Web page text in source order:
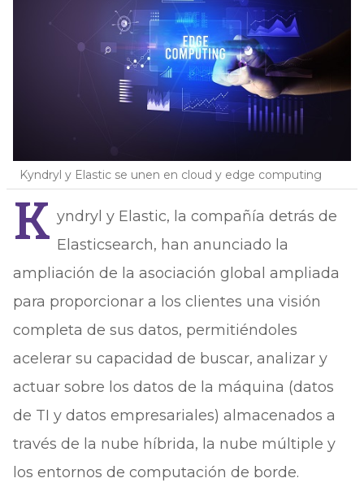
Kyndryl y Elastic se unen en cloud y edge computing
K yndryl y Elastic, la compañía detrás de
Elasticsearch, han anunciado la
ampliación de la asociación global ampliada
para proporcionar a los clientes una visión
completa de sus datos, permitiéndoles
acelerar su capacidad de buscar, analizar y
actuar sobre los datos de la máquina (datos
de TI y datos empresariales) almacenados a
través de la nube híbrida, la nube múltiple y
los entornos de computación de borde.